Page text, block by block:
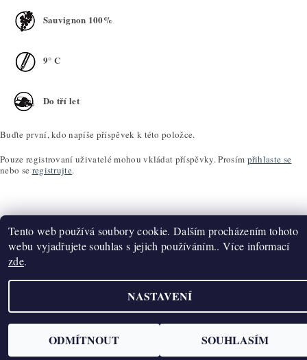
Sauvignon 100%
9° C
Do tří let
Buďte první, kdo napíše příspěvek k této položce.
Pouze registrovaní uživatelé mohou vkládat příspěvky. Prosím přihlaste se
nebo se registrujte.
Vytvořil Shoptet
Tento web používá soubory cookie. Dalším procházením tohoto
webu vyjadřujete souhlas s jejich používáním.. Více informací
zde.
NASTAVENÍ
ODMÍTNOUT SOUHLASÍM